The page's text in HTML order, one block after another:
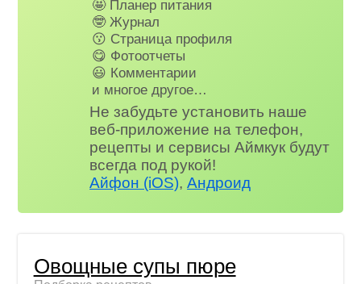
🤩 Планер питания
🤓 Журнал
😗 Страница профиля
😋 Фотоотчеты
😃 Комментарии
и многое другое…
Не забудьте установить наше
веб-приложение на телефон,
рецепты и сервисы Аймкук будут
всегда под рукой!
Айфон (iOS),Андроид
Овощные супы пюре